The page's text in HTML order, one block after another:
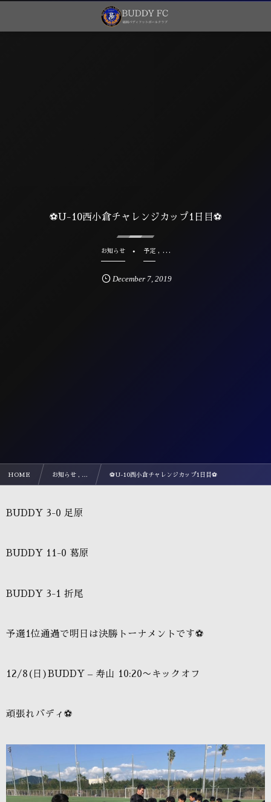
⚽️U-10西小倉チャレンジカップ1日目⚽️
お知らせ 予定, …
December 7, 2019
HOME お知らせ , … ⚽️U-10西小倉チャレンジカップ1日目⚽️
BUDDY 3-0 足原
BUDDY 11-0 葛原
BUDDY 3-1 折尾
予選1位通過で明日は決勝トーナメントです⚽️
12/8(日)BUDDY – 寿山 10:20〜キックオフ
頑張れバディ⚽️